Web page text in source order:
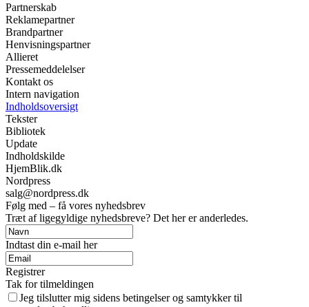
Partnerskab
Reklamepartner
Brandpartner
Henvisningspartner
Allieret
Pressemeddelelser
Kontakt os
Intern navigation
Indholdsoversigt
Tekster
Bibliotek
Update
Indholdskilde
HjemBlik.dk
Nordpress
salg@nordpress.dk
Følg med – få vores nyhedsbrev
Træt af ligegyldige nyhedsbreve? Det her er anderledes.
Indtast din e-mail her
Registrer
Tak for tilmeldingen
Jeg tilslutter mig sidens betingelser og samtykker til